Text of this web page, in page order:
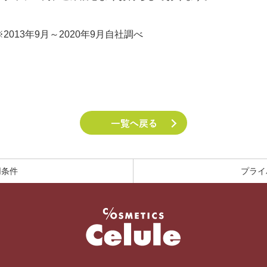
年9月～2020年9月自社調べ
件 プラ